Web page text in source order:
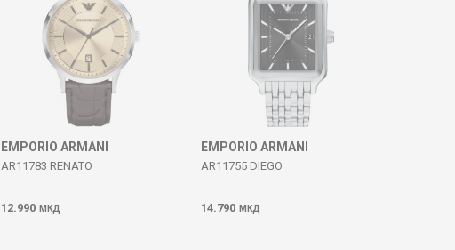
EMPORIO ARMANI
AR11783 RENATO
12.990 МКД
EMPORIO ARMANI
AR11755 DIEGO
14.790 МКД